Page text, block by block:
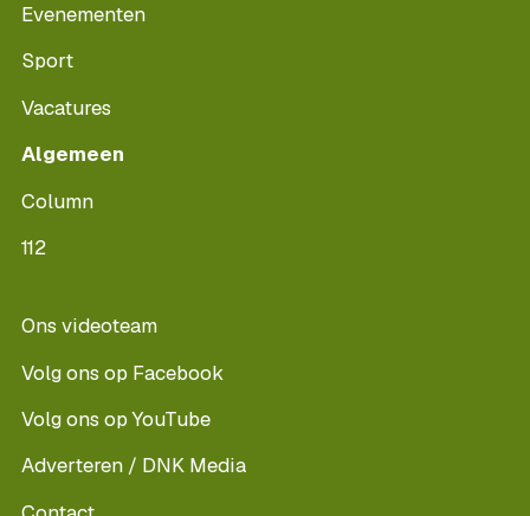
Evenementen
Sport
Vacatures
Algemeen
Column
112
Ons videoteam
Volg ons op Facebook
Volg ons op YouTube
Adverteren / DNK Media